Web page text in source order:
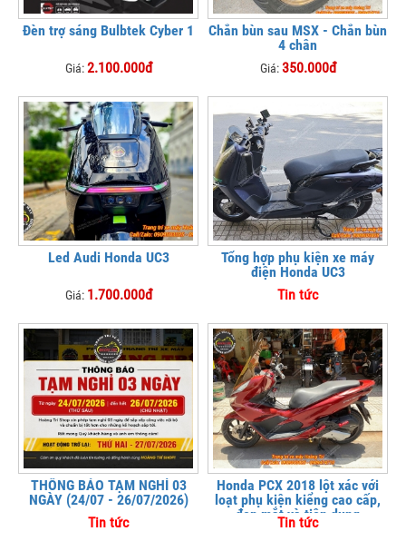
Đèn trợ sáng Bulbtek Cyber 1
Giá:2.100.000đ
Chắn bùn sau MSX - Chắn bùn
4 chân
Giá:350.000đ
Led Audi Honda UC3
Giá: 1.700.000đ
Tổng hợp phụ kiện xe máy
điện Honda UC3
Tin tức
THÔNG BÁO TẠM NGHỈ 03
NGÀY (24/07 - 26/07/2026)
Tin tức
Honda PCX 2018 lột xác với
loạt phụ kiện kiểng cao cấp,
đẹp mắt và tiện dụng
Tin tức